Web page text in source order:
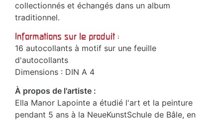
collectionnés et échangés dans un album
traditionnel.
Informations sur le produit :
16 autocollants à motif sur une feuille
d'autocollants
Dimensions : DIN A 4
À propos de l'artiste :
Ella Manor Lapointe a étudié l'art et la peinture
pendant 5 ans à la NeueKunstSchule de Bâle, en